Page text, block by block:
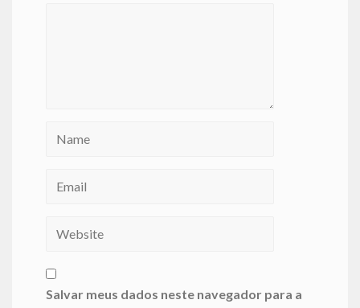
Salvar meus dados neste navegador para a